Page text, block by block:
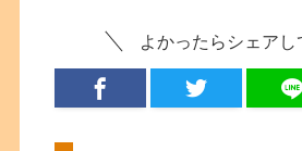
よかったらシェアし